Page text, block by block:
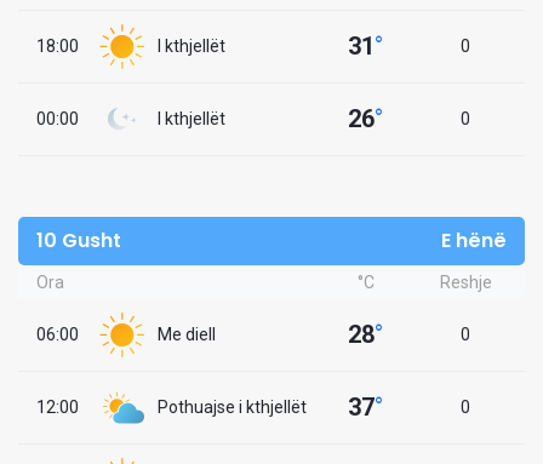
18:00 I kthjellët 31° 0
00:00 I kthjellët 26° 0
10 Gusht E hënë
Ora °C Reshje
06:00 Me diell 28° 0
12:00 Pothuajse i kthjellët 37° 0